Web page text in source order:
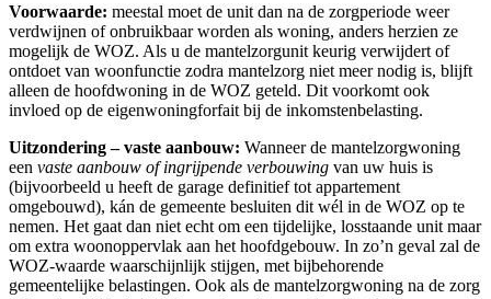
Voorwaarde: meestal moet de unit dan na de zorgperiode weer
verdwijnen of onbruikbaar worden als woning, anders herzien ze
mogelijk de WOZ. Als u de mantelzorgunit keurig verwijdert of
ontdoet van woonfunctie zodra mantelzorg niet meer nodig is, blijft
alleen de hoofdwoning in de WOZ geteld. Dit voorkomt ook
invloed op de eigenwoningforfait bij de inkomstenbelasting.
Uitzondering – vaste aanbouw: Wanneer de mantelzorgwoning
een vaste aanbouw of ingrijpende verbouwing van uw huis is
(bijvoorbeeld u heeft de garage definitief tot appartement
omgebouwd), kán de gemeente besluiten dit wél in de WOZ op te
nemen. Het gaat dan niet echt om een tijdelijke, losstaande unit maar
om extra woonoppervlak aan het hoofdgebouw. In zo’n geval zal de
WOZ-waarde waarschijnlijk stijgen, met bijbehorende
gemeentelijke belastingen. Ook als de mantelzorgwoning na de zorg